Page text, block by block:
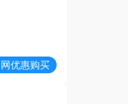
优惠购买